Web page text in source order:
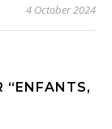
4 October 2024
“ENFANTS,